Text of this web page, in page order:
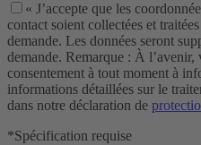
« J’accepte que les
contact soient collectées et
demande. Les données seront
demande. Remarque : À
consentement à tout moment à
informations détaillées sur le
dans notre déclaration de
*Spécification requise